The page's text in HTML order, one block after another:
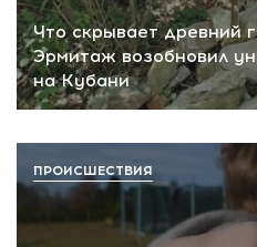
Что скрывает древний
Эрмитаж возобновил
на Кубани
ПРОИСШЕСТВИЯ